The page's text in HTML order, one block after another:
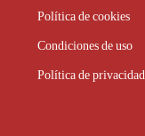
Política de cookies
Condiciones de uso
Política de privacidad